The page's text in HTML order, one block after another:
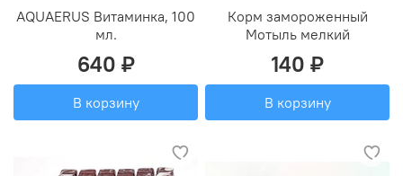
AQUAERUS Витаминка, 100
мл.
640 ₽
В корзину
Корм замороженный
Мотыль мелкий
140 ₽
В корзину